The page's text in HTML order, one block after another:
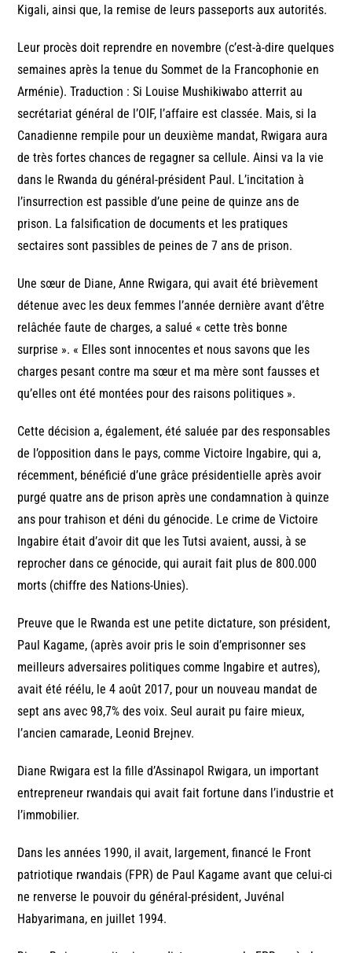
Kigali, ainsi que, la remise de leurs passeports aux autorités.
Leur procès doit reprendre en novembre (c’est-à-dire quelques
semaines après la tenue du Sommet de la Francophonie en
Arménie). Traduction : Si Louise Mushikiwabo atterrit au
secrétariat général de l’OIF, l’affaire est classée. Mais, si la
Canadienne rempile pour un deuxième mandat, Rwigara aura
de très fortes chances de regagner sa cellule. Ainsi va la vie
dans le Rwanda du général-président Paul. L’incitation à
l’insurrection est passible d’une peine de quinze ans de
prison. La falsification de documents et les pratiques
sectaires sont passibles de peines de 7 ans de prison.
Une sœur de Diane, Anne Rwigara, qui avait été brièvement
détenue avec les deux femmes l’année dernière avant d’être
relâchée faute de charges, a salué « cette très bonne
surprise ». « Elles sont innocentes et nous savons que les
charges pesant contre ma sœur et ma mère sont fausses et
qu’elles ont été montées pour des raisons politiques ».
Cette décision a, également, été saluée par des responsables
de l’opposition dans le pays, comme Victoire Ingabire, qui a,
récemment, bénéficié d’une grâce présidentielle après avoir
purgé quatre ans de prison après une condamnation à quinze
ans pour trahison et déni du génocide. Le crime de Victoire
Ingabire était d’avoir dit que les Tutsi avaient, aussi, à se
reprocher dans ce génocide, qui aurait fait plus de 800.000
morts (chiffre des Nations-Unies).
Preuve que le Rwanda est une petite dictature, son président,
Paul Kagame, (après avoir pris le soin d’emprisonner ses
meilleurs adversaires politiques comme Ingabire et autres),
avait été réélu, le 4 août 2017, pour un nouveau mandat de
sept ans avec 98,7% des voix. Seul aurait pu faire mieux,
l’ancien camarade, Leonid Brejnev.
Diane Rwigara est la fille d’Assinapol Rwigara, un important
entrepreneur rwandais qui avait fait fortune dans l’industrie et
l’immobilier.
Dans les années 1990, il avait, largement, financé le Front
patriotique rwandais (FPR) de Paul Kagame avant que celui-ci
ne renverse le pouvoir du général-président, Juvénal
Habyarimana, en juillet 1994.